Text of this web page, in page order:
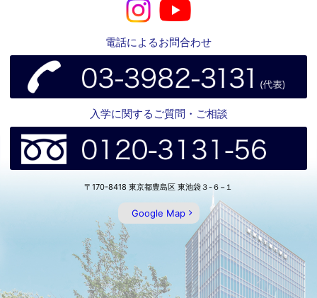
電話によるお問合わせ
入学に関するご質問・ご相談
〒170-8418 東京都豊島区 東池袋３-６−１
Google Map